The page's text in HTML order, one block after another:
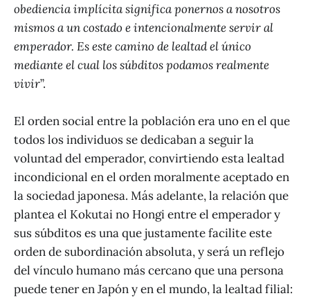
obediencia implícita significa ponernos a nosotros
mismos a un costado e intencionalmente servir al
emperador. Es este camino de lealtad el único
mediante el cual los súbditos podamos realmente
vivir”.
El orden social entre la población era uno en el que
todos los individuos se dedicaban a seguir la
voluntad del emperador, convirtiendo esta lealtad
incondicional en el orden moralmente aceptado en
la sociedad japonesa. Más adelante, la relación que
plantea el Kokutai no Hongi entre el emperador y
sus súbditos es una que justamente facilite este
orden de subordinación absoluta, y será un reflejo
del vínculo humano más cercano que una persona
puede tener en Japón y en el mundo, la lealtad filial: